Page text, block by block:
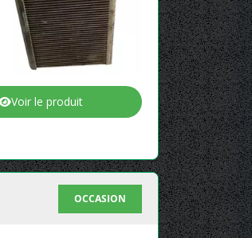
Voir le produit
OCCASION